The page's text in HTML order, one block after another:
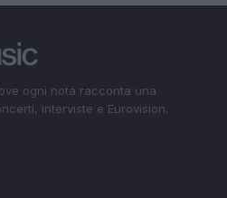
ogni nota racconta una
interviste e Eurovision.